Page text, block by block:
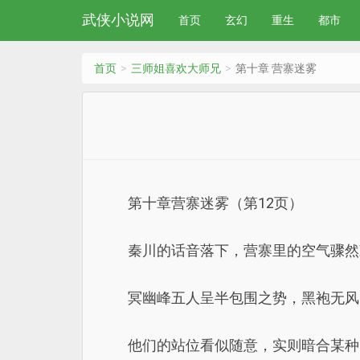
武侠小说网 首页 玄幻 重生 都市
首页 三师姐喜欢大师兄 第十章 营寨迷雾
第十章营寨迷雾（第12页）
秦川的话音落下，营寨里的空气骤
冥幽峰五人呈半包围之势，黑袍无
他们的站位看似随意，实则暗合某